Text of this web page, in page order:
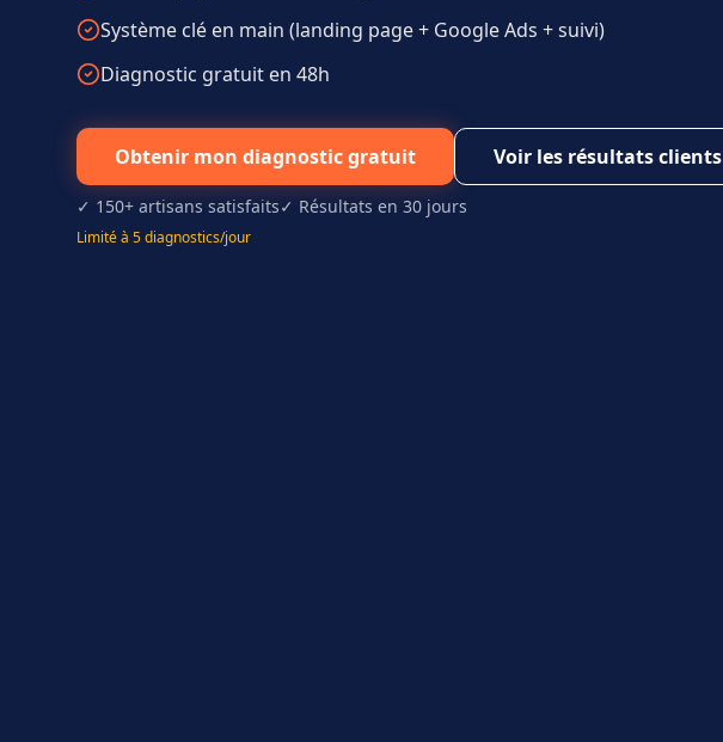
Système clé en main (landing page + Google Ads + suivi)
Diagnostic gratuit en 48h
Obtenir mon diagnostic gratuit Voir les résultats clients
✓ 150+ artisans satisfaits✓ Résultats en 30 jours
Limité à 5 diagnostics/jour